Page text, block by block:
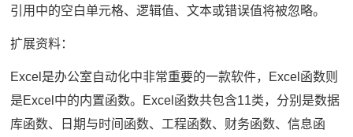
引用中的空白单元格、逻辑值、文本或错误值将被忽略。
扩展资料：
Excel是办公室自动化中非常重要的一款软件，Excel函数则
是Excel中的内置函数。Excel函数共包含11类，分别是数据
库函数、日期与时间函数、工程函数、财务函数、信息函